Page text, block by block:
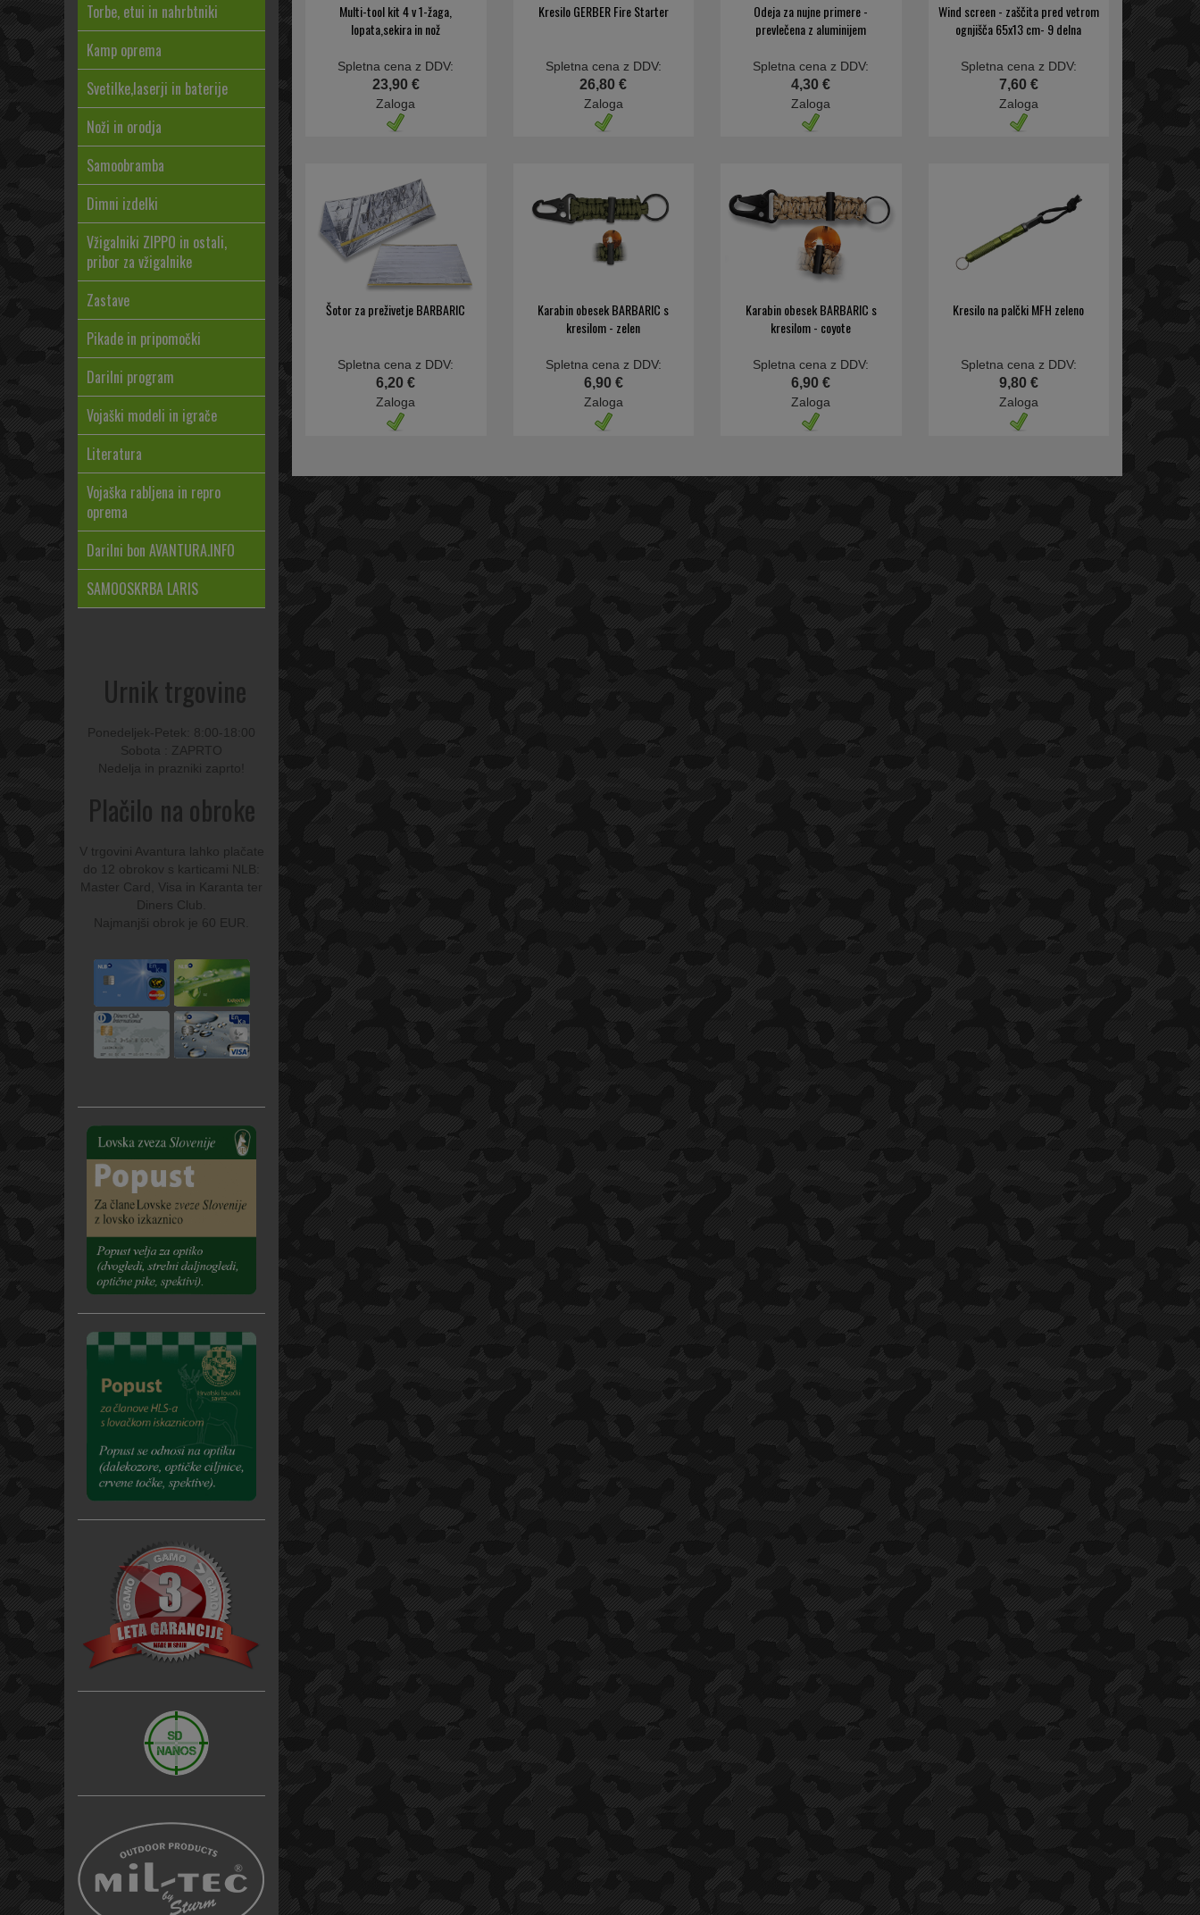
Torbe, etui in nahrbtniki
Kamp oprema
Svetilke,laserji in baterije
Noži in orodja
Samoobramba
Dimni izdelki
Vžigalniki ZIPPO in ostali,
pribor za vžigalnike
Zastave
Pikade in pripomočki
Darilni program
Vojaški modeli in igrače
Literatura
Vojaška rabljena in repro
oprema
Darilni bon AVANTURA.INFO
SAMOOSKRBA LARIS
Urnik trgovine
Ponedeljek-Petek: 8:00-18:00
Sobota : ZAPRTO
Nedelja in prazniki zaprto!
Plačilo na obroke
V trgovini Avantura lahko plačate
do 12 obrokov s karticami NLB:
Master Card, Visa in Karanta ter
Diners Club.
Najmanjši obrok je 60 EUR.
Multi-tool kit 4 v 1-žaga,
lopata,sekira in nož
Spletna cena z DDV:
23,90 €
Zaloga
Kresilo GERBER Fire Starter
Spletna cena z DDV:
26,80 €
Zaloga
Odeja za nujne primere -
prevlečena z aluminijem
Spletna cena z DDV:
4,30 €
Zaloga
Wind screen - zaščita pred vetrom
ognjišča 65x13 cm- 9 delna
Spletna cena z DDV:
7,60 €
Zaloga
Šotor za preživetje BARBARIC
Spletna cena z DDV:
6,20 €
Zaloga
Karabin obesek BARBARIC s
kresilom - zelen
Spletna cena z DDV:
6,90 €
Zaloga
Karabin obesek BARBARIC s
kresilom - coyote
Spletna cena z DDV:
6,90 €
Zaloga
Kresilo na palčki MFH zeleno
Spletna cena z DDV:
9,80 €
Zaloga